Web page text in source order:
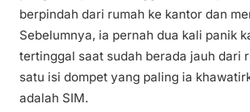
berpindah dari rumah ke kantor dan
Sebelumnya, ia pernah dua kali panik
tertinggal saat sudah berada jauh dari
satu isi dompet yang paling ia
adalah SIM.